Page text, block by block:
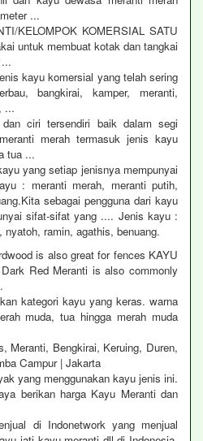
...
KELOMPOK KOMERSIAL SATU
untuk membuat kotak dan tangkai
kayu komersial yang telah sering
bangkirai, kamper, meranti,
...
ciri tersendiri baik dalam segi
merah termasuk jenis kayu
tua ...
yang setiap jenisnya mempunyai
: meranti merah, meranti putih,
sebagai pengguna dari kayu
sifat-sifat yang .... Jenis kayu :
ramin, agathis, benuang.
is also great for fences KAYU
Red Meranti is also commonly
kategori kayu yang keras. warna
muda, tua hingga merah muda
Meranti, Bengkirai, Keruing, Duren,
Campur | Jakarta
yang menggunakan kayu jenis ini.
berikan harga Kayu Meranti dan
di Indonetwork yang menjual